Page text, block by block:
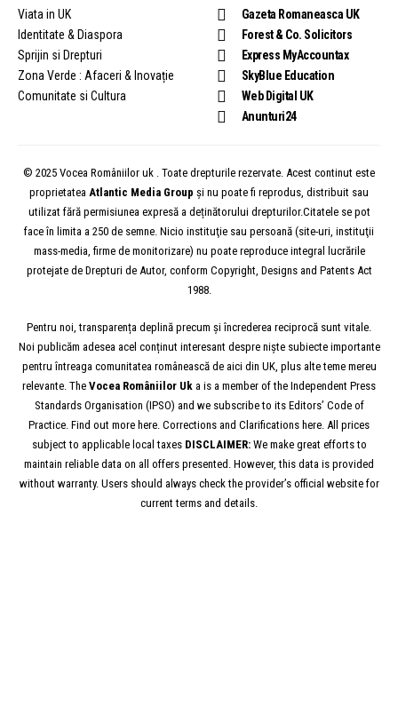
Viata in UK
Identitate & Diaspora
Sprijin si Drepturi
Zona Verde : Afaceri & Inovație
Comunitate si Cultura
Gazeta Romaneasca UK
Forest & Co. Solicitors
Express MyAccountax
SkyBlue Education
Web Digital UK
Anunturi24
© 2025 Vocea Româniilor uk . Toate drepturile rezervate. Acest continut este
proprietatea Atlantic Media Group și nu poate fi reprodus, distribuit sau
utilizat fără permisiunea expresă a deținătorului drepturilor.Citatele se pot
face în limita a 250 de semne. Nicio instituţie sau persoană (site-uri, instituţii
mass-media, firme de monitorizare) nu poate reproduce integral lucrările
protejate de Drepturi de Autor, conform Copyright, Designs and Patents Act
1988.
Pentru noi, transparența deplină precum și încrederea reciprocă sunt vitale.
Noi publicăm adesea acel conținut interesant despre niște subiecte importante
pentru întreaga comunitatea românească de aici din UK, plus alte teme mereu
relevante. The Vocea Româniilor Uk a is a member of the Independent Press
Standards Organisation (IPSO) and we subscribe to its Editors’ Code of
Practice. Find out more here. Corrections and Clarifications here. All prices
subject to applicable local taxes DISCLAIMER: We make great efforts to
maintain reliable data on all offers presented. However, this data is provided
without warranty. Users should always check the provider’s official website for
current terms and details.